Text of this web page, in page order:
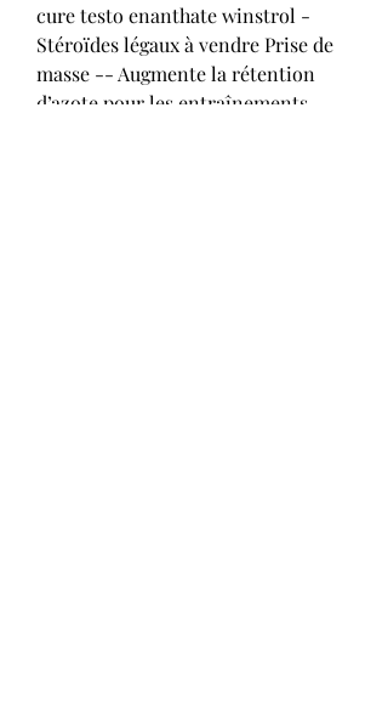
cure testo enanthate winstrol -
Stéroïdes légaux à vendre Prise de
masse -- Augmente la rétention
d’azote pour les entraînements